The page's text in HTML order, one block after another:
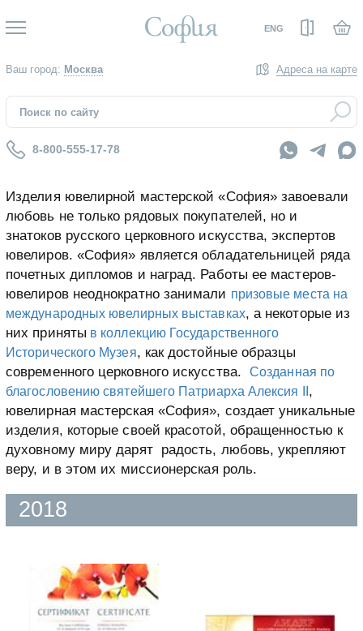
ENG Вход
Ваш город: Москва Адреса на карте
8-800-555-17-78
Изделия ювелирной мастерской «София» завоевали
любовь не только рядовых покупателей, но и
знатоков русского церковного искусства, экспертов
ювелиров. «София» является обладательницей ряда
почетных дипломов и наград. Работы ее мастеров-
ювелиров неоднократно занимали призовые места на
международных ювелирных выставках, а некоторые из
них приняты в коллекцию Государственного
Исторического Музея, как достойные образцы
современного церковного искусства.Созданная по
благословению святейшего Патриарха Алексия II ,
ювелирная мастерская «София», создает уникальные
изделия, которые своей красотой, обращенностью к
духовному миру дарят радость, любовь, укрепляют
веру, и в этом их миссионерская роль.
2018